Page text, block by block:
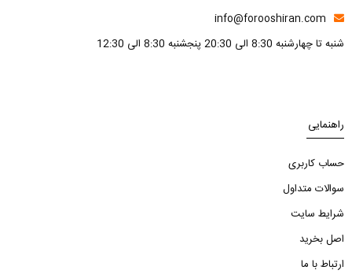
info@forooshiran.com
شنبه تا چهارشنبه 8:30 الی 20:30 پنجشنبه 8:30 الی 12:30
راهنمایی
حساب کاربری
سوالات متداول
شرایط سایت
اصل بخرید
ارتباط با ما